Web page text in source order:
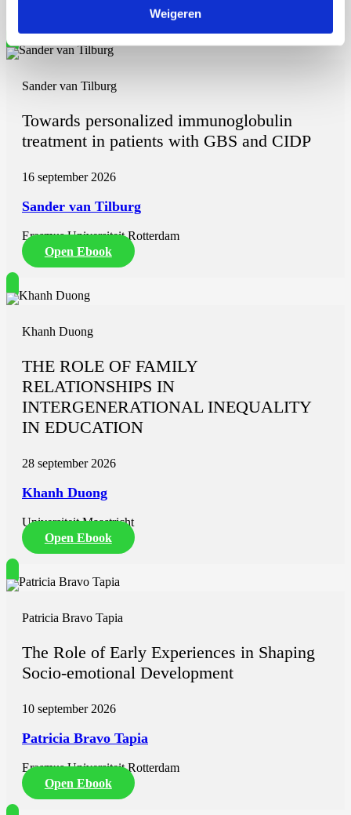
Weigeren
Sander van Tilburg
Towards personalized immunoglobulin
treatment in patients with GBS and CIDP
16 september 2026
Sander van Tilburg
Erasmus Universiteit Rotterdam
Open Ebook
Khanh Duong
THE ROLE OF FAMILY
RELATIONSHIPS IN
INTERGENERATIONAL INEQUALITY
IN EDUCATION
28 september 2026
Khanh Duong
Universiteit Maastricht
Open Ebook
Patricia Bravo Tapia
The Role of Early Experiences in Shaping
Socio-emotional Development
10 september 2026
Patricia Bravo Tapia
Erasmus Universiteit Rotterdam
Open Ebook